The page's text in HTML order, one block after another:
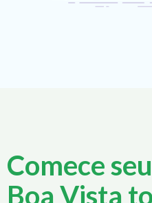
Comece
Boa Vista